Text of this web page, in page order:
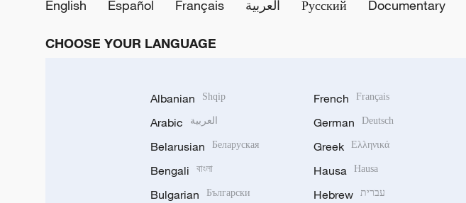
English
Español Français العربية Русский Documentary
CHOOSE YOUR LANGUAGE
Albanian Shqip
Arabic العربية
Belarusian Беларуская
Bengali বাংলা
Bulgarian Български
French Français
German Deutsch
Greek Ελληνικά
Hausa Hausa
Hebrew עברית